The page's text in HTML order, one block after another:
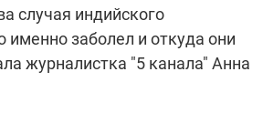
случая индийского
именно заболел и откуда они
журналистка "5 канала" Анна